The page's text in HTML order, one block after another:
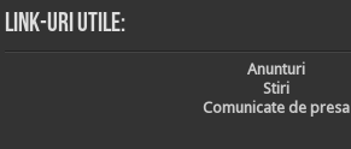
Link-uri utile:
Anunturi
Stiri
Comunicate de presa